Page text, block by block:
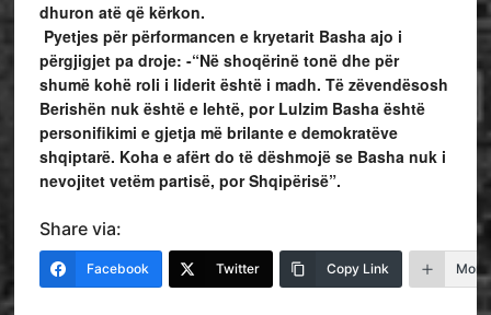
dhuron atë që kërkon.
Pyetjes për përformancen e kryetarit Basha ajo i
përgjigjet pa droje: -“Në shoqërinë tonë dhe për
shumë kohë roli i liderit është i madh. Të zëvendësosh
Berishën nuk është e lehtë, por Lulzim Basha është
personifikimi e gjetja më brilante e demokratëve
shqiptarë. Koha e afërt do të dëshmojë se Basha nuk i
nevojitet vetëm partisë, por Shqipërisë”.
Share via:
Facebook Twitter Copy Link More